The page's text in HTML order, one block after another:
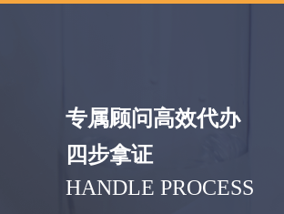
专属顾问高效代办
四步拿证
HANDLE PROCESS